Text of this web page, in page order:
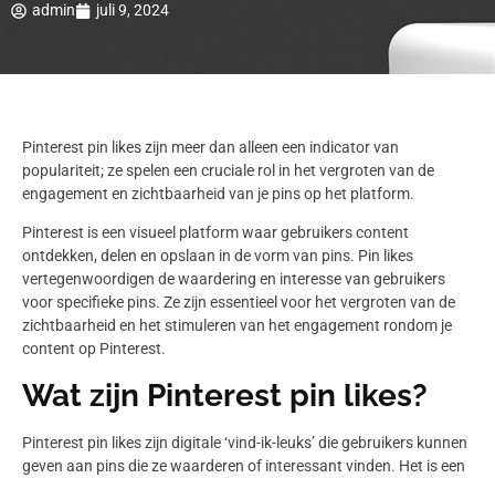
admin juli 9, 2024
Pinterest pin likes zijn meer dan alleen een indicator van
populariteit; ze spelen een cruciale rol in het vergroten van de
engagement en zichtbaarheid van je pins op het platform.
Pinterest is een visueel platform waar gebruikers content
ontdekken, delen en opslaan in de vorm van pins. Pin likes
vertegenwoordigen de waardering en interesse van gebruikers
voor specifieke pins. Ze zijn essentieel voor het vergroten van de
zichtbaarheid en het stimuleren van het engagement rondom je
content op Pinterest.
Wat zijn Pinterest pin likes?
Pinterest pin likes zijn digitale ‘vind-ik-leuks’ die gebruikers kunnen
geven aan pins die ze waarderen of interessant vinden. Het is een